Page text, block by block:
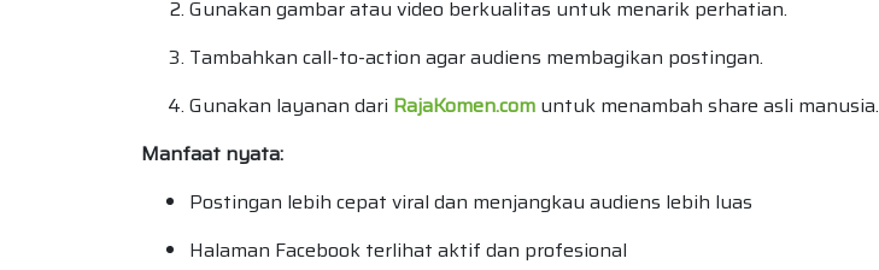
Gunakan gambar atau video berkualitas untuk menarik perhatian.
Tambahkan call-to-action agar audiens membagikan postingan.
Gunakan layanan dari RajaKomen.com untuk menambah share asli manusia.
Manfaat nyata:
Postingan lebih cepat viral dan menjangkau audiens lebih luas
Halaman Facebook terlihat aktif dan profesional